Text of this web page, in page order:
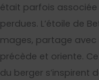
était parfois associée
perdues. L’étoile de
mages, partage avec
précède et oriente.
du berger s’inspirent